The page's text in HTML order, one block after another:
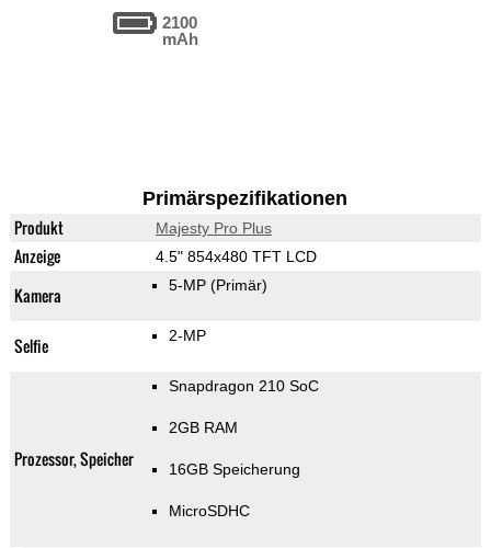
2100
mAh
Primärspezifikationen
Produkt Majesty Pro Plus
Anzeige 4.5" 854x480 TFT LCD
Kamera 5-MP (Primär)
Selfie 2-MP
Prozessor, Speicher
Snapdragon 210 SoC
2GB RAM
16GB Speicherung
MicroSDHC